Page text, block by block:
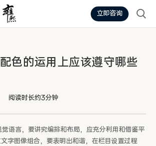
立即咨询
色的运用上应该遵守哪些
阅读时长约3分钟
言，要讲究编排和布局，应充分利用和借鉴平
字图像组合，要表明出和谐，在栏目设置过程